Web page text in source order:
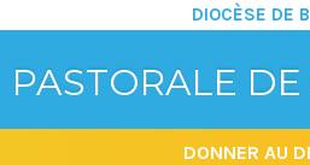
PASTORALE
DIOCÈSE DE
DONNER AU